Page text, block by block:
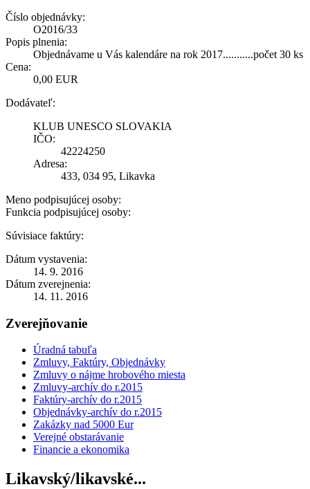
Číslo objednávky:
O2016/33
Popis plnenia:
Objednávame u Vás kalendáre na rok 2017...........počet 30 ks
Cena:
0,00 EUR
Dodávateľ:
KLUB UNESCO SLOVAKIA
IČO:
42224250
Adresa:
433, 034 95, Likavka
Meno podpisujúcej osoby:
Funkcia podpisujúcej osoby:
Súvisiace faktúry:
Dátum vystavenia:
14. 9. 2016
Dátum zverejnenia:
14. 11. 2016
Zverejňovanie
Úradná tabuľa
Zmluvy, Faktúry, Objednávky
Zmluvy o nájme hrobového miesta
Zmluvy-archív do r.2015
Faktúry-archív do r.2015
Objednávky-archív do r.2015
Zakázky nad 5000 Eur
Verejné obstarávanie
Financie a ekonomika
Likavský/likavské...